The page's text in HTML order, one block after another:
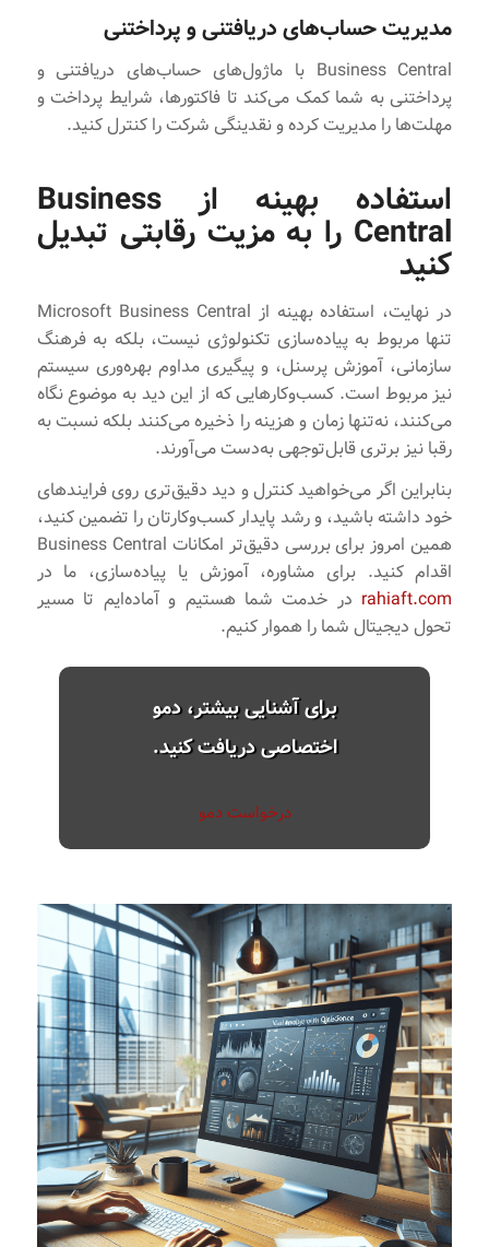
مدیریت حساب‌های دریافتنی و پرداختنی
Business Central با ماژول‌های حساب‌های دریافتنی و
پرداختنی به شما کمک می‌کند تا فاکتورها، شرایط پرداخت و
مهلت‌ها را مدیریت کرده و نقدینگی شرکت را کنترل کنید.
استفاده بهینه از Business
Central را به مزیت رقابتی تبدیل
کنید
در نهایت، استفاده بهینه از Microsoft Business Central
تنها مربوط به پیاده‌سازی تکنولوژی نیست، بلکه به فرهنگ
سازمانی، آموزش پرسنل، و پیگیری مداوم بهره‌وری سیستم
نیز مربوط است. کسب‌وکارهایی که از این دید به موضوع نگاه
می‌کنند، نه‌تنها زمان و هزینه را ذخیره می‌کنند بلکه نسبت به
رقبا نیز برتری قابل‌توجهی به‌دست می‌آورند.
بنابراین اگر می‌خواهید کنترل و دید دقیق‌تری روی فرایندهای
خود داشته باشید، و رشد پایدار کسب‌وکارتان را تضمین کنید،
همین امروز برای بررسی دقیق‌تر امکانات Business Central
اقدام کنید. برای مشاوره، آموزش یا پیاده‌سازی، ما در
rahiaft.com در خدمت شما هستیم و آماده‌ایم تا مسیر
تحول دیجیتال شما را هموار کنیم.
برای آشنایی بیشتر، دمو
اختصاصی دریافت کنید.
درخواست دمو